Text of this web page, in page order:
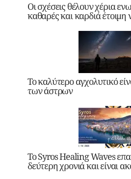
Οι σχέσεις θέλουν χέρια
καθαρές και καρδιά έτοιμη
Το καλύτερο αγχολυτικό
των άστρων
Το Syros Healing Waves
δεύτερη χρονιά και είναι